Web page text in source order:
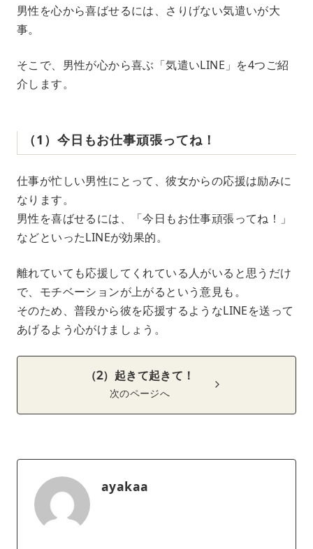
男性を心から喜ばせるには、さりげない気遣いが大
事。
そこで、男性が心から喜ぶ「気遣いLINE」を4つご紹
介します。
（1）今日もお仕事頑張ってね！
仕事が忙しい男性にとって、彼女からの応援は励みに
なります。
男性を喜ばせるには、「今日もお仕事頑張ってね！」
などといったLINEが効果的。
離れていても応援してくれている人がいると思うだけ
で、モチベーションが上がるという意見も。
そのため、普段から彼を応援するようなLINEを送って
あげるよう心がけましょう。
（2）起きて起きて！
次のページへ
ayakaa